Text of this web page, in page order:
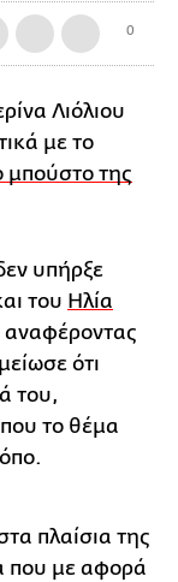
0
Λιόλιου
με το
μπούστο της
υπήρξε
του Ηλία
αναφέροντας
ότι
του,
το θέμα
πλαίσια της
που με αφορά